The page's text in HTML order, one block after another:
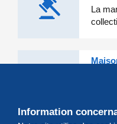
La
Information